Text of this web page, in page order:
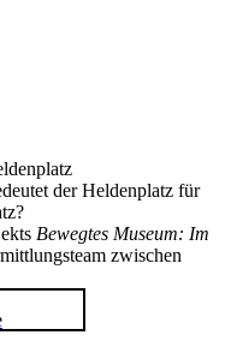
der Heldenplatz für
Bewegtes Museum: Im
zwischen